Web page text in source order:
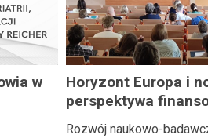
w
Horyzont Europa i
perspektywa
tajemnic
Rozwój naukowo-